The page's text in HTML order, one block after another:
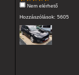
Nem elérhető
Hozzászólások: 5605